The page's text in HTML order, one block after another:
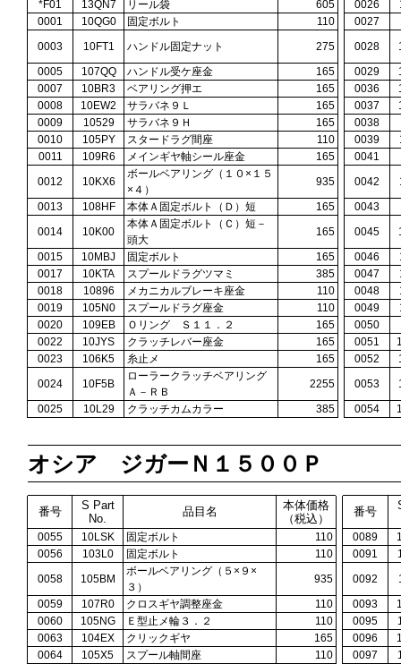
*F01 13QN7 リール袋 605 0026
0001
10QG0 固定ボルト 110 0027
0003
10FT1 ハンドル固定ナット 275 0028
0005
107QQ ハンドル受ケ座金 165 0029
0007
10BR3 ベアリング押エ 165 0036
0008
10EW2 サラバネ９Ｌ 165 0037
0009
10529 サラバネ９Ｈ 165 0038
0010
105PY スタードラグ間座 110 0039
0011
109R6 メインギヤ軸シール座金 165 0041
0012
10KX6
ボールベアリング（１０×１５
×４）
935 0042
0013
108HF 本体Ａ固定ボルト（Ｄ）短 165 0043
0014
10K00
本体Ａ固定ボルト（Ｃ）短－
頭大
165 0045
0015
10MBJ 固定ボルト 165 0046
0017
10KTA スプールドラグツマミ 385 0047
0018
10896 メカニカルブレーキ座金 110 0048
0019
105N0 スプールドラグ座金 110 0049
0020
109EB Ｏリング Ｓ１１．２ 165 0050
0022
10JYS クラッチレバー座金 165 0051
0023
106K5 糸止メ 165 0052
0024
10F5B
ローラークラッチベアリング
Ａ－ＲＢ
2255 0053
0025
10L29 クラッチカムカラー 385 0054
オシア ジガーＮ１５００Ｐ
番号
S Part
No.
品目名
本体価格
（税込）
番号
0055 10LSK 固定ボルト 110 0089
0056
103L0 固定ボルト 110 0091
0058
105BM
ボールベアリング（５×９×
３）
935 0092
0059
107R0 クロスギヤ調整座金 110 0093
0060
105NG Ｅ型止メ輪３．２ 110 0095
0063
104EX クリックギヤ 165 0096
0064
105X5 スプール軸間座 110 0097